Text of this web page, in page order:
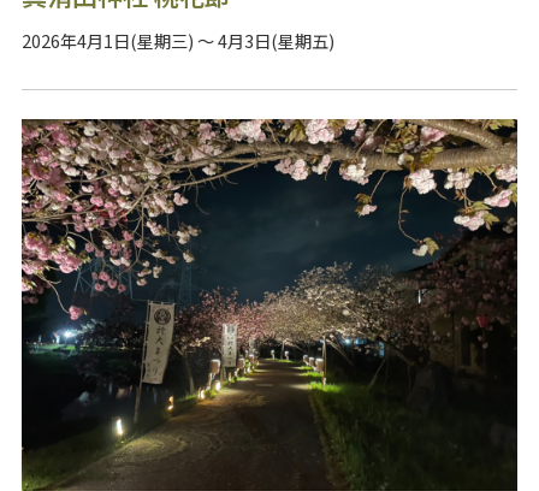
2026年4月1日(星期三) ～ 4月3日(星期五)